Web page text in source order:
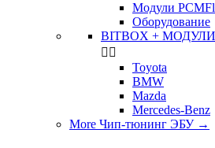
Модули
Оборудование
BITBOX + МОДУЛИ
 
Toyota
BMW
Mazda
Mercedes-Benz
More Чип-тюнинг ЭБУ →